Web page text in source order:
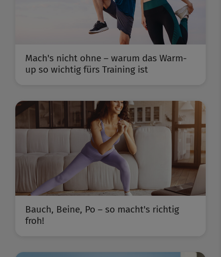
Mach's nicht ohne – warum das Warm-
up so wichtig fürs Training ist
Bauch, Beine, Po – so macht's richtig
froh!